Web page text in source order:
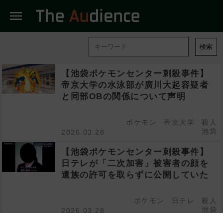
menu
検索
【池袋ポケモンセンター刺殺事件】
帝京大学の水泳部が廣川大起容疑者
と同部OBの関係について声明
2026.03.28
ポケモン 帝京大学
殺人
池袋
【池袋ポケモンセンター刺殺事件】
日テレが「二次加害」被害者の顔を
遺族の許可を取らずに公開していた
2026.03.28
ポケモン 日テレ
殺人
池袋